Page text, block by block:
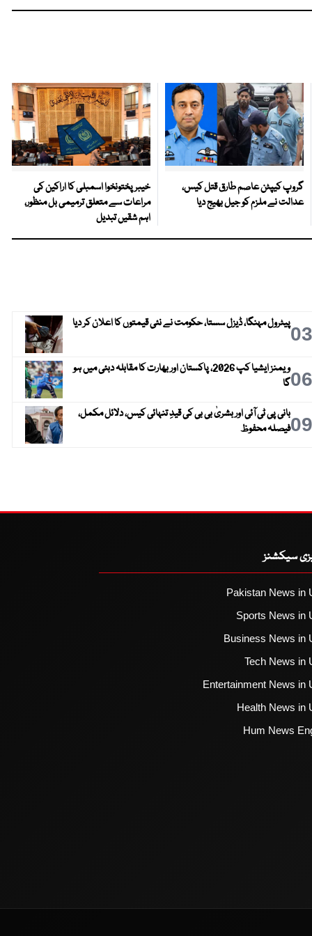
گروپ کیپٹن عاصم طارق قتل کیس،
عدالت نے ملزم کو جیل بھیج دیا
خیبرپختونخوا اسمبلی کا اراکین کی
مراعات سے متعلق ترمیمی بل منظور،
اہم شقیں تبدیل
03پیٹرول مہنگا، ڈیزل سستا، حکومت نے نئی قیمتوں کا اعلان کر دیا
06
ویمنز ایشیا کپ 2026، پاکستان اور بھارت کا مقابلہ دبئی میں ہو
گا
09بانی پی ٹی آئی اور بشریٰ بی بی کی قیدِ تنہائی کیس، دلائل مکمل،
فیصلہ محفوظ
سیکشنز
Pakistan News in
Sports News in
Business News in
Tech News in
Entertainment News in
Health News in
Hum News